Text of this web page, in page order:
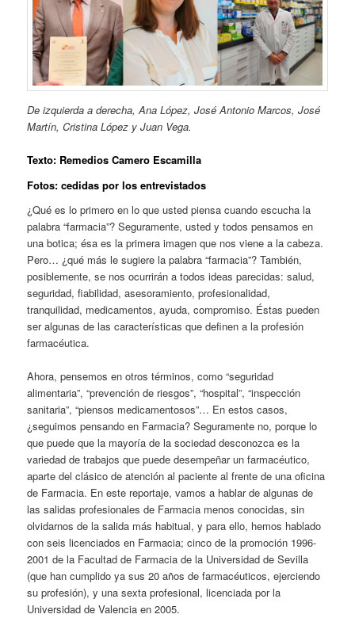
De izquierda a derecha, Ana López, José Antonio Marcos, José
Martín, Cristina López y Juan Vega.
Texto: Remedios Camero Escamilla
Fotos: cedidas por los entrevistados
¿Qué es lo primero en lo que usted piensa cuando escucha la
palabra “farmacia”? Seguramente, usted y todos pensamos en
una botica; ésa es la primera imagen que nos viene a la cabeza.
Pero… ¿qué más le sugiere la palabra “farmacia”? También,
posiblemente, se nos ocurrirán a todos ideas parecidas: salud,
seguridad, fiabilidad, asesoramiento, profesionalidad,
tranquilidad, medicamentos, ayuda, compromiso. Éstas pueden
ser algunas de las características que definen a la profesión
farmacéutica.
Ahora, pensemos en otros términos, como “seguridad
alimentaria”, “prevención de riesgos”, “hospital”, “inspección
sanitaria”, “piensos medicamentosos”… En estos casos,
¿seguimos pensando en Farmacia? Seguramente no, porque lo
que puede que la mayoría de la sociedad desconozca es la
variedad de trabajos que puede desempeñar un farmacéutico,
aparte del clásico de atención al paciente al frente de una oficina
de Farmacia. En este reportaje, vamos a hablar de algunas de
las salidas profesionales de Farmacia menos conocidas, sin
olvidarnos de la salida más habitual, y para ello, hemos hablado
con seis licenciados en Farmacia; cinco de la promoción 1996-
2001 de la Facultad de Farmacia de la Universidad de Sevilla
(que han cumplido ya sus 20 años de farmacéuticos, ejerciendo
su profesión), y una sexta profesional, licenciada por la
Universidad de Valencia en 2005.